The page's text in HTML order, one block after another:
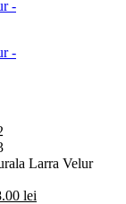
Larra Velur
lei